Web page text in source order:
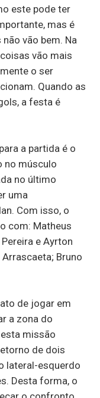
este pode ter
mas é
vão bem. Na
vão mais
o ser
Quando as
a festa é
a partida é o
no músculo
no último
uma
Com isso, o
com: Matheus
e Ayrton
Arrascaeta; Bruno
de jogar em
a zona do
missão
de dois
lateral-esquerdo
Desta forma, o